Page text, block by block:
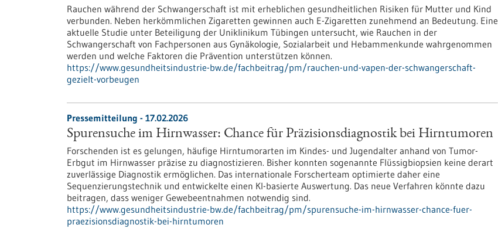
Rauchen während der Schwangerschaft ist mit erheblichen gesundheitlichen Risiken für Mutter und Kind
verbunden. Neben herkömmlichen Zigaretten gewinnen auch E-Zigaretten zunehmend an Bedeutung. Eine
aktuelle Studie unter Beteiligung der Uniklinikum Tübingen untersucht, wie Rauchen in der
Schwangerschaft von Fachpersonen aus Gynäkologie, Sozialarbeit und Hebammenkunde wahrgenommen
werden und welche Faktoren die Prävention unterstützen können.
https://www.gesundheitsindustrie-bw.de/fachbeitrag/pm/rauchen-und-vapen-der-schwangerschaft-
gezielt-vorbeugen
Pressemitteilung - 17.02.2026
Spurensuche im Hirnwasser: Chance für Präzisionsdiagnostik bei Hirntumoren
Forschenden ist es gelungen, häufige Hirntumorarten im Kindes- und Jugendalter anhand von Tumor-
Erbgut im Hirnwasser präzise zu diagnostizieren. Bisher konnten sogenannte Flüssigbiopsien keine derart
zuverlässige Diagnostik ermöglichen. Das internationale Forscherteam optimierte daher eine
Sequenzierungstechnik und entwickelte einen KI-basierte Auswertung. Das neue Verfahren könnte dazu
beitragen, dass weniger Gewebeentnahmen notwendig sind.
https://www.gesundheitsindustrie-bw.de/fachbeitrag/pm/spurensuche-im-hirnwasser-chance-fuer-
praezisionsdiagnostik-bei-hirntumoren